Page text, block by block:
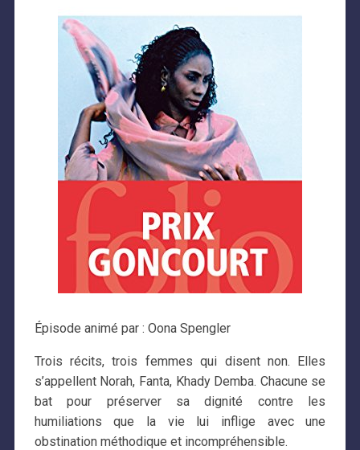
Épisode animé par : Oona Spengler
Trois récits, trois femmes qui disent non. Elles
s’appellent Norah, Fanta, Khady Demba. Chacune se
bat pour préserver sa dignité contre les
humiliations que la vie lui inflige avec une
obstination méthodique et incompréhensible.